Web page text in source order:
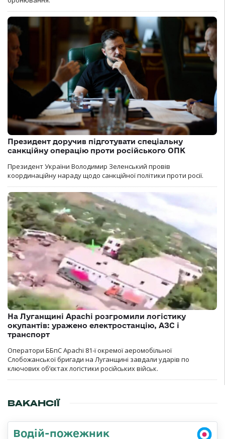
Президент доручив підготувати спеціальну
санкційну операцію проти російського ОПК
Президент України Володимир Зеленський провів
координаційну нараду щодо санкційної політики проти росії.
На Луганщині Apachi розгромили логістику
окупантів: уражено електростанцію, АЗС і
транспорт
Оператори ББпС Apachi 81-ї окремої аеромобільної
Слобожанської бригади на Луганщині завдали ударів по
ключових об’єктах логістики російських військ.
ВАКАНСІЇ
Водій-пожежник